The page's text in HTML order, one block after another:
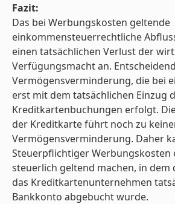
Fazit:
Das bei Werbungskosten geltende
einkommensteuerrechtliche
einen tatsächlichen Verlust der
Verfügungsmacht an.
Vermögensverminderung, die bei
erst mit dem tatsächlichen Einzug
Kreditkartenbuchungen erfolgt.
der Kreditkarte führt noch zu
Vermögensverminderung. Daher
Steuerpflichtiger Werbungskosten
steuerlich geltend machen, in dem
das Kreditkartenunternehmen
Bankkonto abgebucht wurde.